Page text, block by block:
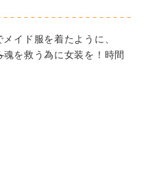
イド服を着たように、
魂を救う為に女装を！時間